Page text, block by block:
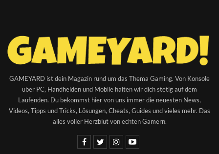
GAMEYARD ist dein Magazin rund um das Thema Gaming. Von Konsole
über PC, Handhelden und Mobile halten wir dich stetig auf dem
Laufenden. Du bekommst hier von uns immer die neuesten News,
Videos, Tipps und Tricks, Lösungen, Cheats, Guides und vieles mehr. Das
alles voller Herzblut von echten Gamern.